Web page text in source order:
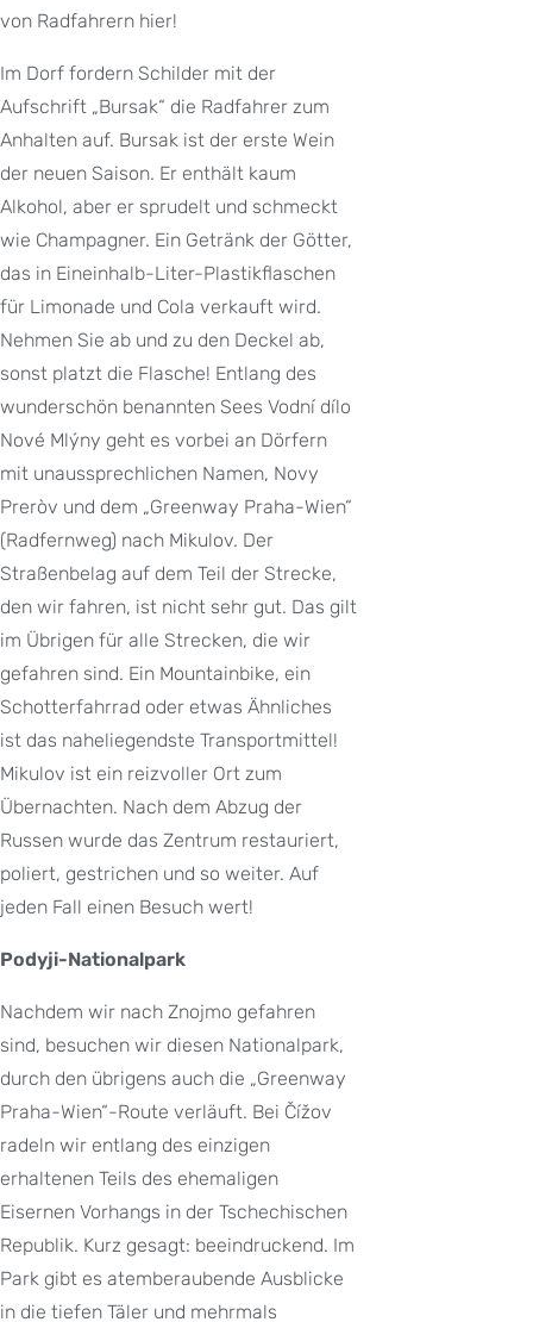
von Radfahrern hier!
Im Dorf fordern Schilder mit der
Aufschrift „Bursak“ die Radfahrer zum
Anhalten auf. Bursak ist der erste Wein
der neuen Saison. Er enthält kaum
Alkohol, aber er sprudelt und schmeckt
wie Champagner. Ein Getränk der Götter,
das in Eineinhalb-Liter-Plastikflaschen
für Limonade und Cola verkauft wird.
Nehmen Sie ab und zu den Deckel ab,
sonst platzt die Flasche! Entlang des
wunderschön benannten Sees Vodní dílo
Nové Mlýny geht es vorbei an Dörfern
mit unaussprechlichen Namen, Novy
Preròv und dem „Greenway Praha-Wien“
(Radfernweg) nach Mikulov. Der
Straßenbelag auf dem Teil der Strecke,
den wir fahren, ist nicht sehr gut. Das gilt
im Übrigen für alle Strecken, die wir
gefahren sind. Ein Mountainbike, ein
Schotterfahrrad oder etwas Ähnliches
ist das naheliegendste Transportmittel!
Mikulov ist ein reizvoller Ort zum
Übernachten. Nach dem Abzug der
Russen wurde das Zentrum restauriert,
poliert, gestrichen und so weiter. Auf
jeden Fall einen Besuch wert!
Podyji-Nationalpark
Nachdem wir nach Znojmo gefahren
sind, besuchen wir diesen Nationalpark,
durch den übrigens auch die „Greenway
Praha-Wien“-Route verläuft. Bei Čížov
radeln wir entlang des einzigen
erhaltenen Teils des ehemaligen
Eisernen Vorhangs in der Tschechischen
Republik. Kurz gesagt: beeindruckend. Im
Park gibt es atemberaubende Ausblicke
in die tiefen Täler und mehrmals